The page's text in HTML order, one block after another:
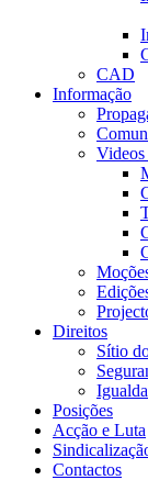
CAD
Informação
Direitos
Sítio
Posições
Acção e Luta
Contactos